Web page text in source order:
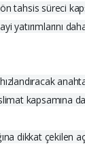
süreci
yatırımlarını
kapsamına
dikkat